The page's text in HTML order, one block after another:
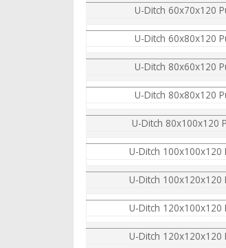
U-Ditch 60x70x120
U-Ditch 60x80x120
U-Ditch 80x60x120
U-Ditch 80x80x120
U-Ditch 80x100x120
U-Ditch 100x100x120
U-Ditch 100x120x120
U-Ditch 120x100x120
U-Ditch 120x120x120